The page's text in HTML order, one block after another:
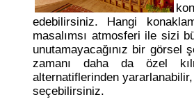
edebilirsiniz. Hangi
masalımsı atmosferi ile sizi
unutamayacağınız bir görsel
zamanı daha da özel
alternatiflerinden
seçebilirsiniz.